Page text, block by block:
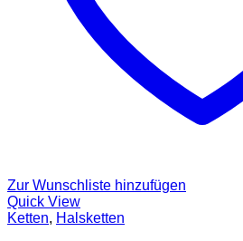
Zur Wunschliste hinzufügen
Quick View
Ketten, Halsketten